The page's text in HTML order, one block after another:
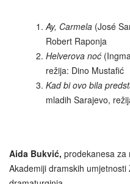
Ay, Carmela (José
Robert Raponja
Helverova noć
režija: Dino Mustafić
Kad bi ovo bila
mladih Sarajevo,
Aida Bukvić, prodekanesa za
Akademiji dramskih